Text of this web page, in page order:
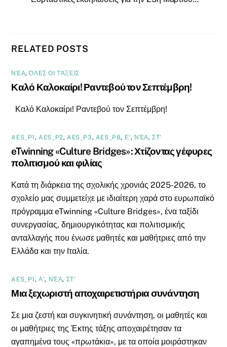
RELATED POSTS
ΝΈΑ,ΌΛΕΣ ΟΙ ΤΆΞΕΙΣ
Καλό Καλοκαίρι! Ραντεβού τον Σεπτέμβρη!
Καλό Καλοκαίρι! Ραντεβού τον Σεπτέμβρη!
AES_P1, AES_P2, AES_P3, AES_P8, Ε', ΝΈΑ,ΣΤ'
eTwinning «Culture Bridges»: Χτίζοντας γέφυρες
πολιτισμού και φιλίας
Κατά τη διάρκεια της σχολικής χρονιάς 2025-2026, το
σχολείο μας συμμετείχε με ιδιαίτερη χαρά στο ευρωπαϊκό
πρόγραμμα eTwinning «Culture Bridges», ένα ταξίδι
συνεργασίας, δημιουργικότητας και πολιτισμικής
ανταλλαγής που ένωσε μαθητές και μαθήτριες από την
Ελλάδα και την Ιταλία.
AES_P1,Α', ΝΈΑ, ΣΤ'
Μια ξεχωριστή αποχαιρετιστήρια συνάντηση
Σε μια ζεστή και συγκινητική συνάντηση, οι μαθητές και
οι μαθήτριες της Έκτης τάξης αποχαιρέτησαν τα
αγαπημένα τους «πρωτάκια», με τα οποία μοιράστηκαν